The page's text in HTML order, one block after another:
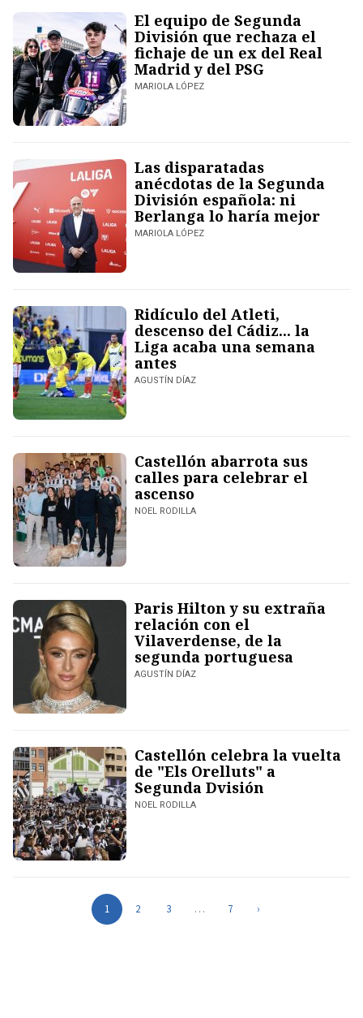
El equipo de Segunda
División que rechaza el
fichaje de un ex del Real
Madrid y del PSG
MARIOLA LÓPEZ
Las disparatadas
anécdotas de la Segunda
División española: ni
Berlanga lo haría mejor
MARIOLA LÓPEZ
Ridículo del Atleti,
descenso del Cádiz... la
Liga acaba una semana
antes
AGUSTÍN DÍAZ
Castellón abarrota sus
calles para celebrar el
ascenso
NOEL RODILLA
Paris Hilton y su extraña
relación con el
Vilaverdense, de la
segunda portuguesa
AGUSTÍN DÍAZ
Castellón celebra la vuelta
de "Els Orelluts" a
Segunda Dvisión
NOEL RODILLA
1 2 3 … 7 ›